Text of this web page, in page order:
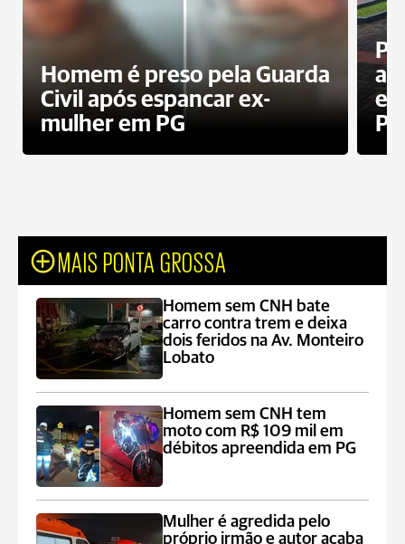
Homem é preso pela Guarda
Civil após espancar ex-
mulher em PG
MAIS PONTA GROSSA
Homem sem CNH bate
carro contra trem e deixa
dois feridos na Av. Monteiro
Lobato
Homem sem CNH tem
moto com R$ 109 mil em
débitos apreendida em PG
Mulher é agredida pelo
próprio irmão e autor acaba